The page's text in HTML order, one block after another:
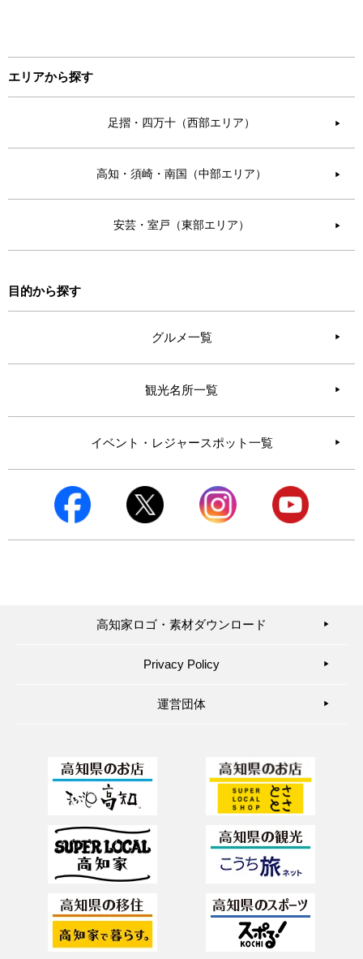
エリアから探す
足摺・四万十（西部エリア） ▶︎
高知・須崎・南国（中部エリア） ▶︎
安芸・室戸（東部エリア） ▶︎
目的から探す
グルメ一覧
観光名所一覧
イベント・レジャースポット一覧
高知家ロゴ・素材ダウンロード ▶︎
Privacy Policy ▶︎
運営団体 ▶︎